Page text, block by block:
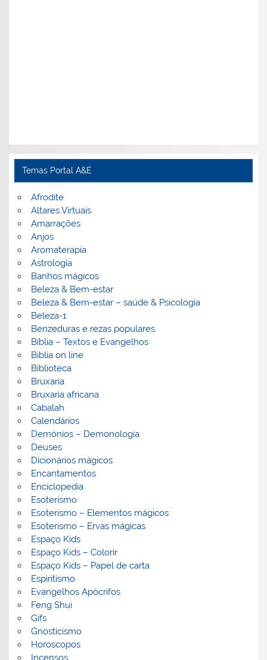
Temas Portal A&E
Afrodite
Altares Virtuais
Amarrações
Anjos
Aromaterapia
Astrologia
Banhos mágicos
Beleza & Bem-estar
Beleza & Bem-estar – saúde & Psicologia
Beleza-1
Benzeduras e rezas populares
Bíblia – Textos e Evangelhos
Biblia on line
Biblioteca
Bruxaria
Bruxaria africana
Cabalah
Calendários
Demónios – Demonologia
Deuses
Dicionários mágicos
Encantamentos
Enciclopedia
Esoterismo
Esoterismo – Elementos mágicos
Esoterismo – Ervas mágicas
Espaço Kids
Espaço Kids – Colorir
Espaço Kids – Papel de carta
Espiritismo
Evangelhos Apócrifos
Feng Shui
Gifs
Gnosticismo
Horoscopos
Incensos